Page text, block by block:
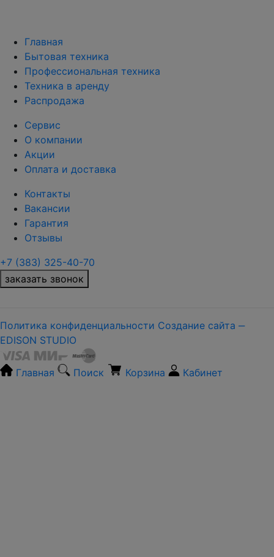
Главная
Бытовая техника
Профессиональная техника
Техника в аренду
Распродажа
Сервис
О компании
Акции
Оплата и доставка
Контакты
Вакансии
Гарантия
Отзывы
+7 (383) 325-40-70
заказать звонок
Политика конфиденциальности Создание сайта ‒
EDISON STUDIO
Главная Поиск Корзина Кабинет